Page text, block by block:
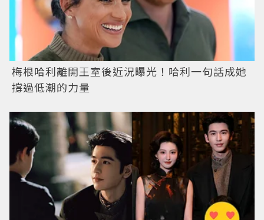
梅根哈利離開王室後近況曝光！哈利一句話成她
撐過低潮的力量